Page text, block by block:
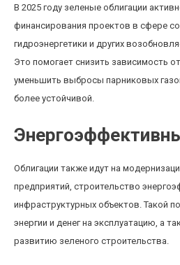
В 2025 году зеленые облигации
финансирования проектов в сфере
гидроэнергетики и других
Это помогает снизить зависимость
уменьшить выбросы парниковых
более устойчивой.
Облигации также идут на
предприятий, строительство
инфраструктурных объектов. Такой
энергии и денег на эксплуатацию, а
развитию зеленого строительства.